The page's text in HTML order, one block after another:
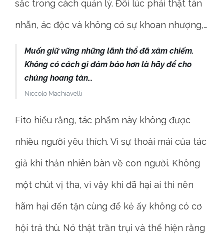
sắc trong cách quản lý. Đôi lúc phải thật tàn
nhẫn, ác độc và không có sự khoan nhượng,…
Muốn giữ vững những lãnh thổ đã xâm chiếm.
Không có cách gì đảm bảo hơn là hãy để cho
chúng hoang tàn…
Niccolo Machiavelli
Fito hiểu rằng, tác phẩm này không được
nhiều người yêu thích. Vì sự thoải mái của tác
giả khi thản nhiên bàn về con người. Không
một chút vị tha, vì vậy khi đã hại ai thì nên
hãm hại đến tận cùng để kẻ ấy không có cơ
hội trả thù. Nó thật trần trụi và thể hiện rằng